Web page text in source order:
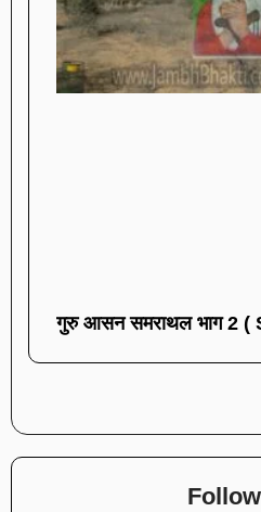
गुरु आसन समराथल भाग 2